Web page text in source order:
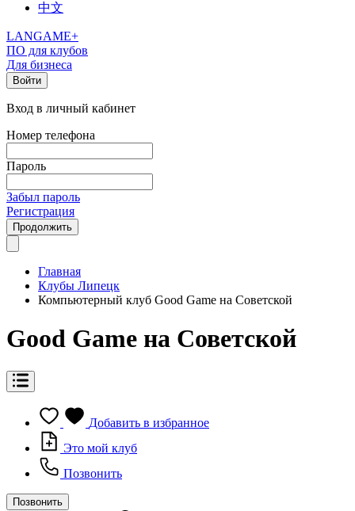
中文
LANGAME+
ПО для клубов
Для бизнеса
Войти
Вход в личный кабинет
Номер телефона
Пароль
Забыл пароль
Регистрация
Продолжить
Главная
Клубы Липецк
Компьютерный клуб Good Game на Советской
Good Game на Советской
Добавить в избранное
Это мой клуб
Позвонить
Позвонить